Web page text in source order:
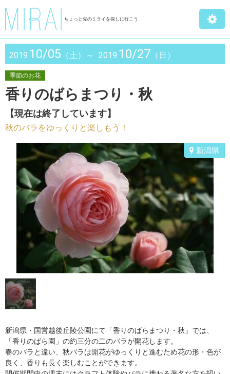
ちょっと先のミライを探しに行こう
2019 10/05 （土）～ 2019 10/27 （日）
季節のお花
香りのばらまつり・秋
【現在は終了しています】
秋のバラをゆっくりと楽しもう！
新潟県
新潟県・国営越後丘陵公園にて「香りのばらまつり・秋」では、
「香りのばら園」の約三分の二のバラが開花します。
春のバラと違い、秋バラは開花がゆっくりと進むため花の形・色が
良く、香りも長く楽しむことができます。